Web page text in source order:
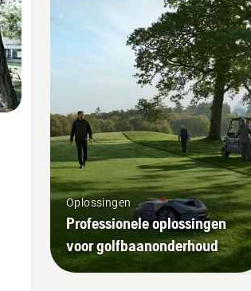
Oplossingen
Professionele oplossingen
voor golfbaanonderhoud